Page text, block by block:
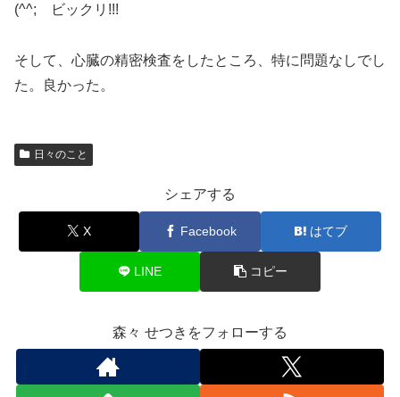
(^^; ビックリ!!!
そして、心臓の精密検査をしたところ、特に問題なしでし
た。良かった。
日々のこと
シェアする
X Facebook はてブ
LINE コピー
森々 せつきをフォローする